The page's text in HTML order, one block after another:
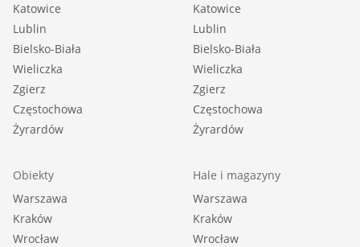
Katowice
Lublin
Bielsko-Biała
Wieliczka
Zgierz
Częstochowa
Żyrardów
Katowice
Lublin
Bielsko-Biała
Wieliczka
Zgierz
Częstochowa
Żyrardów
Obiekty
Warszawa
Kraków
Wrocław
Hale i magazyny
Warszawa
Kraków
Wrocław